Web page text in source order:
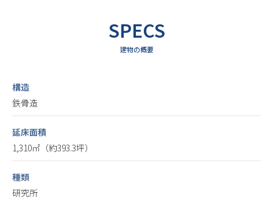
SPECS
建物の概要
構造
鉄骨造
延床面積
1,310㎡（約393.3坪）
種類
研究所